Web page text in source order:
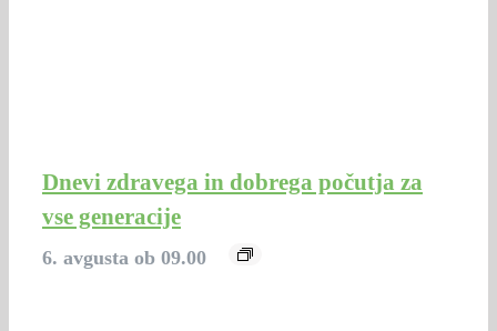
Dnevi zdravega in dobrega počutja za
vse generacije
6. avgusta ob 09.00